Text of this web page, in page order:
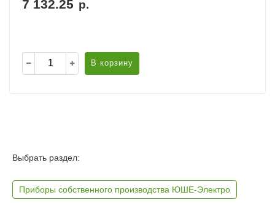
7 132.25 р.
В корзину
Выбрать раздел:
Приборы собственного производства ЮШЕ-Электро